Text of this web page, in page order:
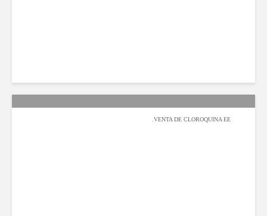
VENTA DE CLOROQUINA EE.